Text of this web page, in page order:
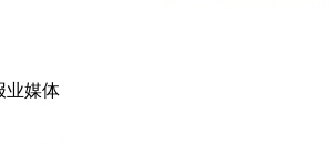
业媒体